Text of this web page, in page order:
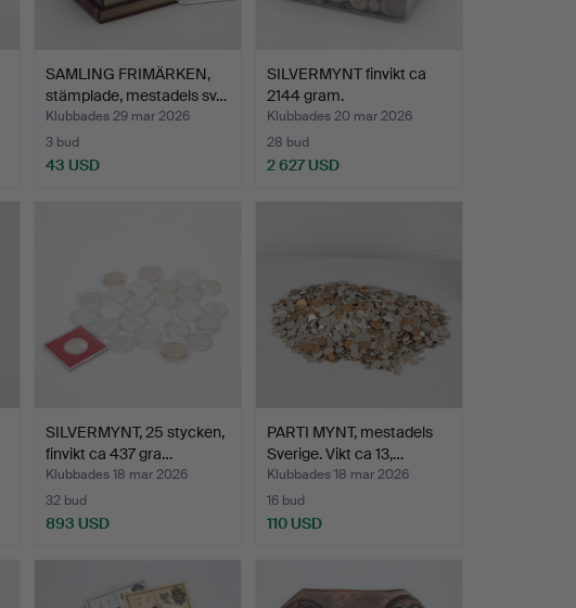
SAMLING FRIMÄRKEN,
stämplade, mestadels sv…
Klubbades 29 mar 2026
3 bud
43 USD
SILVERMYNT finvikt ca
2144 gram.
Klubbades 20 mar 2026
28 bud
2 627 USD
SILVERMYNT, 25 stycken,
finvikt ca 437 gra…
Klubbades 18 mar 2026
32 bud
893 USD
PARTI MYNT, mestadels
Sverige. Vikt ca 13,…
Klubbades 18 mar 2026
16 bud
110 USD